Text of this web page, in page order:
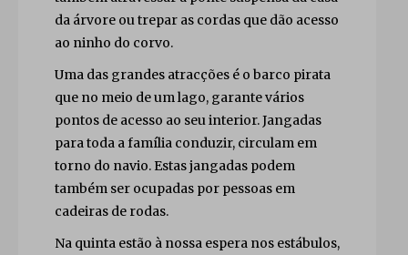
da árvore ou trepar as cordas que dão acesso
ao ninho do corvo.
Uma das grandes atracções é o barco pirata
que no meio de um lago, garante vários
pontos de acesso ao seu interior. Jangadas
para toda a família conduzir, circulam em
torno do navio. Estas jangadas podem
também ser ocupadas por pessoas em
cadeiras de rodas.
Na quinta estão à nossa espera nos estábulos,